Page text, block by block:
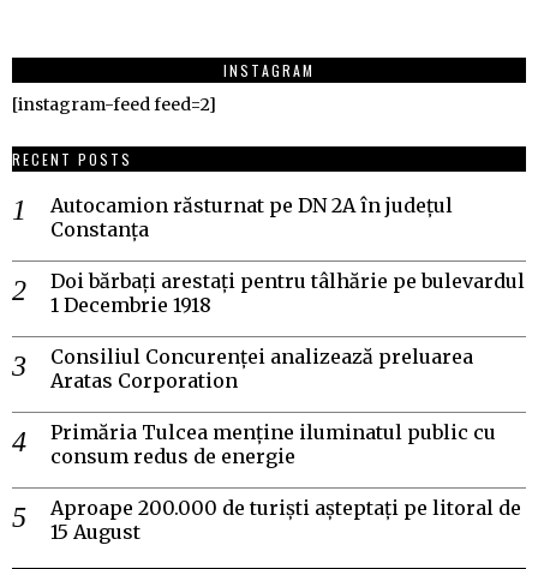
INSTAGRAM
[instagram-feed feed=2]
RECENT POSTS
Autocamion răsturnat pe DN 2A în județul
Constanța
Doi bărbați arestați pentru tâlhărie pe bulevardul
1 Decembrie 1918
Consiliul Concurenței analizează preluarea
Aratas Corporation
Primăria Tulcea menține iluminatul public cu
consum redus de energie
Aproape 200.000 de turiști așteptați pe litoral de
15 August